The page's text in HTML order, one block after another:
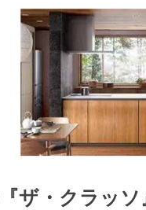
ザ・クラッソ